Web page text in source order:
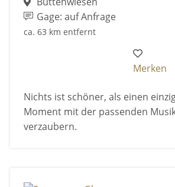
Gage: auf Anfrage
ca. 63 km entfernt
Merken
Nichts ist schöner, als einen
Moment mit der passenden
verzaubern.